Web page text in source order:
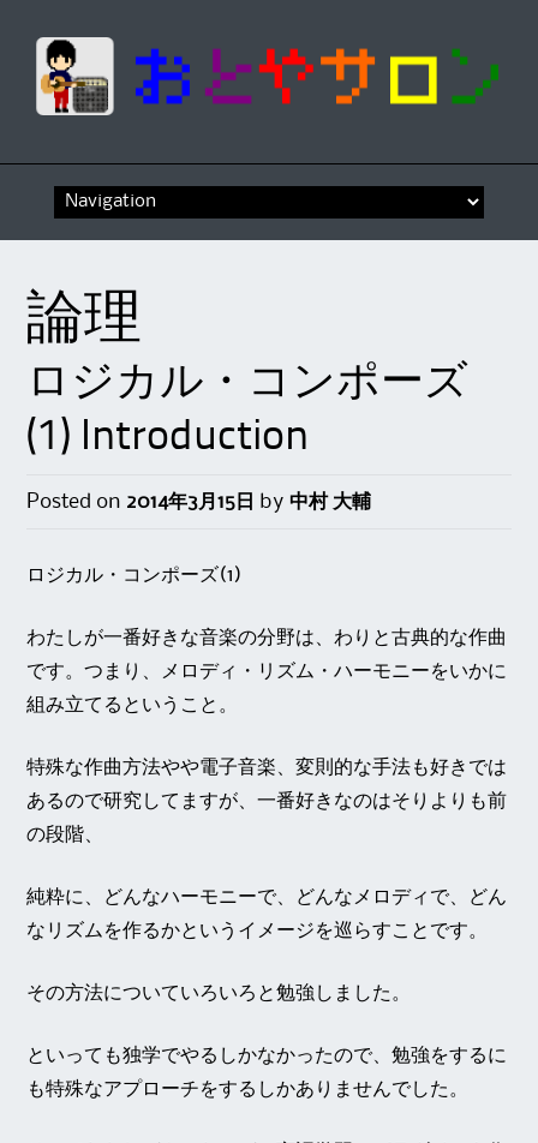
論理
ロジカル・コンポーズ
(1) Introduction
Posted on 2014年3月15日 by中村 大輔
ロジカル・コンポーズ(1)
わたしが一番好きな音楽の分野は、わりと古典的な作曲
です。つまり、メロディ・リズム・ハーモニーをいかに
組み立てるということ。
特殊な作曲方法やや電子音楽、変則的な手法も好きでは
あるので研究してますが、一番好きなのはそりよりも前
の段階、
純粋に、どんなハーモニーで、どんなメロディで、どん
なリズムを作るかというイメージを巡らすことです。
その方法についていろいろと勉強しました。
といっても独学でやるしかなかったので、勉強をするに
も特殊なアプローチをするしかありませんでした。